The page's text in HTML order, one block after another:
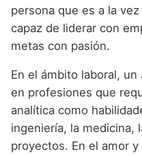
persona que es a la
capaz de liderar con
metas con pasión.
En el ámbito laboral,
en profesiones que
analítica como
ingeniería, la medicina,
proyectos. En el amor